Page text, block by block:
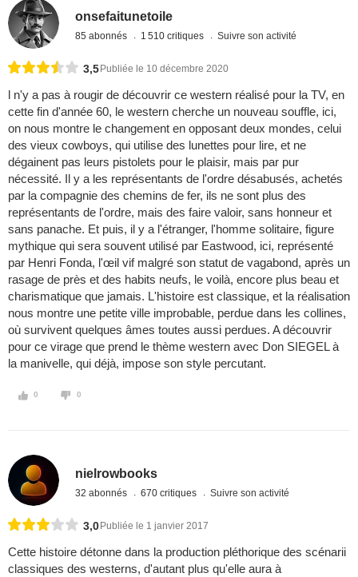
onsefaitunetoile
85 abonnés 1 510 critiques Suivre son activité
3,5 Publiée le 10 décembre 2020
l n'y a pas à rougir de découvrir ce western réalisé pour la TV, en
cette fin d'année 60, le western cherche un nouveau souffle, ici,
on nous montre le changement en opposant deux mondes, celui
des vieux cowboys, qui utilise des lunettes pour lire, et ne
dégainent pas leurs pistolets pour le plaisir, mais par pur
nécessité. Il y a les représentants de l'ordre désabusés, achetés
par la compagnie des chemins de fer, ils ne sont plus des
représentants de l'ordre, mais des faire valoir, sans honneur et
sans panache. Et puis, il y a l'étranger, l'homme solitaire, figure
mythique qui sera souvent utilisé par Eastwood, ici, représenté
par Henri Fonda, l'œil vif malgré son statut de vagabond, après un
rasage de près et des habits neufs, le voilà, encore plus beau et
charismatique que jamais. L'histoire est classique, et la réalisation
nous montre une petite ville improbable, perdue dans les collines,
où survivent quelques âmes toutes aussi perdues. A découvrir
pour ce virage que prend le thème western avec Don SIEGEL à
la manivelle, qui déjà, impose son style percutant.
0 0
nielrowbooks
32 abonnés 670 critiques Suivre son activité
3,0 Publiée le 1 janvier 2017
Cette histoire détonne dans la production pléthorique des scénarii
classiques des westerns, d'autant plus qu'elle aura à